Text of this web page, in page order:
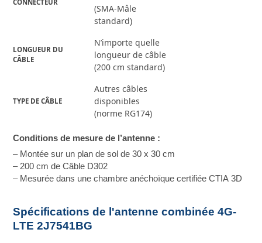
CONNECTEUR
(SMA-Mâle
standard)
LONGUEUR DU
CÂBLE
N’importe quelle
longueur de câble
(200 cm standard)
TYPE DE CÂBLE
Autres câbles
disponibles
(norme RG174)
Conditions de mesure de l’antenne :
– Montée sur un plan de sol de 30 x 30 cm
– 200 cm de Câble D302
– Mesurée dans une chambre anéchoïque certifiée CTIA 3D
Spécifications de l'antenne combinée 4G-
LTE 2J7541BG